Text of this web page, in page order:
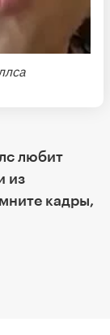
любит
из
кадры,